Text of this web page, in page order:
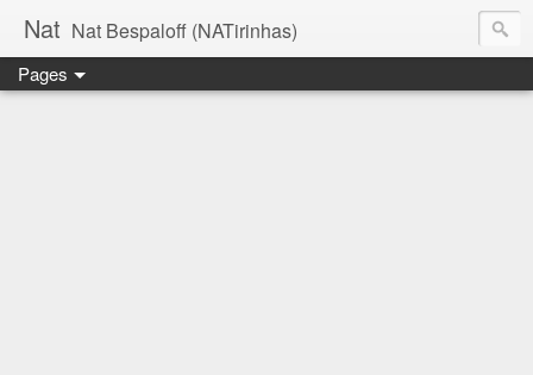
Nat Nat Bespaloff (NATirinhas)
Pages